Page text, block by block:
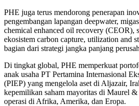
PHE juga terus mendorong penerapan
pengembangan lapangan deepwater,
chemical enhanced oil recovery (CEOR),
ekosistem carbon capture, utilization and
bagian dari strategi jangka panjang
Di tingkat global, PHE memperkuat
anak usaha PT Pertamina Internasional
(PIEP) yang mengelola aset di Aljazair,
kepemilikan saham mayoritas di Maurel
operasi di Afrika, Amerika, dan Eropa.